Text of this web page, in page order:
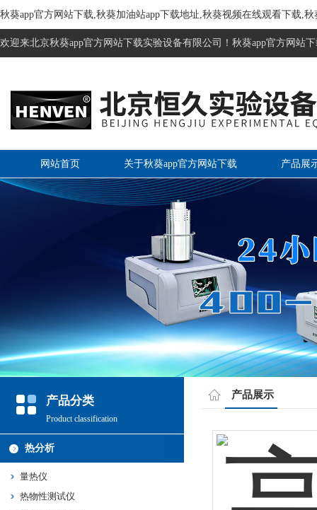
秋葵app官方网站下载,秋葵加油站app下载地址,秋葵视频在线观看下载,
欢迎来北京秋葵app官方网站下载实验设备有限公司！秋葵app官方网站下
网站首页 关于秋葵app官方网站下载 产品展
产品分类
Product classification
热分析
量热仪
热物性测试仪
产品展示